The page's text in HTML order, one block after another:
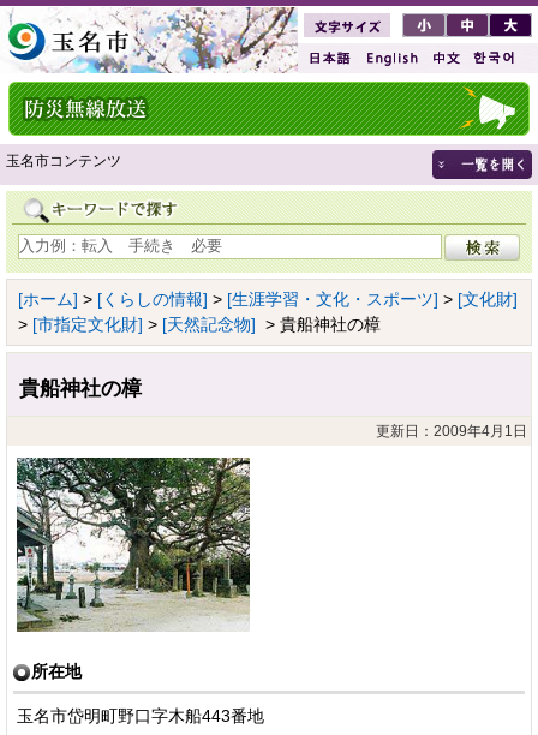
玉名市コンテンツ
[ホーム] > [くらしの情報] > [生涯学習・文化・スポーツ] > [文化財]
> [市指定文化財] > [天然記念物] > 貴船神社の樟
貴船神社の樟
更新日：2009年4月1日
所在地
玉名市岱明町野口字木船443番地